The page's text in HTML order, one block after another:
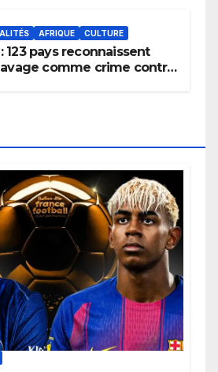
AFRIQUE CULTURE
: 123 pays reconnaissent
comme crime contre